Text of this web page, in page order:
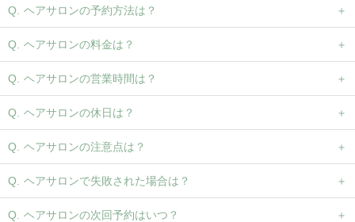
ヘアサロンの予約方法は？
ヘアサロンの料金は？
ヘアサロンの営業時間は？
ヘアサロンの休日は？
ヘアサロンの注意点は？
ヘアサロンで失敗された場合は？
ヘアサロンの次回予約はいつ？